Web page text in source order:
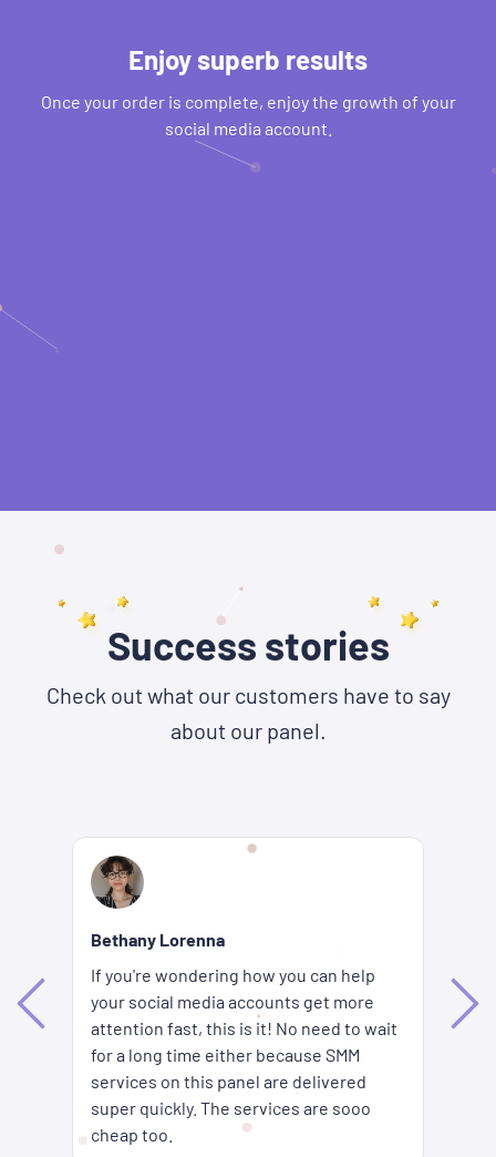
Enjoy superb results
Once your order is complete, enjoy the growth of your
social media account.
Success stories
Check out what our customers have to say
about our panel.
Bethany Lorenna
If you're wondering how you can help
your social media accounts get more
attention fast, this is it! No need to wait
for a long time either because SMM
services on this panel are delivered
super quickly. The services are sooo
cheap too.